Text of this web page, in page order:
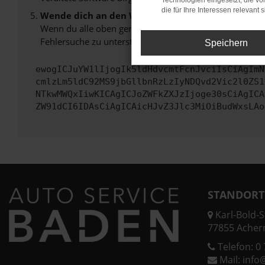
Wende dich an den Webseitenbetreiber.
Wenn du alle oben genannten Schritte versucht hast,
Fehlersuche zu unterstützen:
Karl-Bold-
77855
Telefon: 0
Mail:
die für Ihre Interessen relevant
Speichern